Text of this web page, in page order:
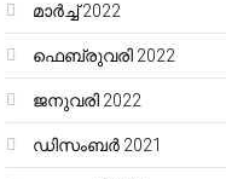
മാർച്ച്‌ 2022
ഫെബ്രുവരി 2022
ജനുവരി 2022
ഡിസംബർ 2021